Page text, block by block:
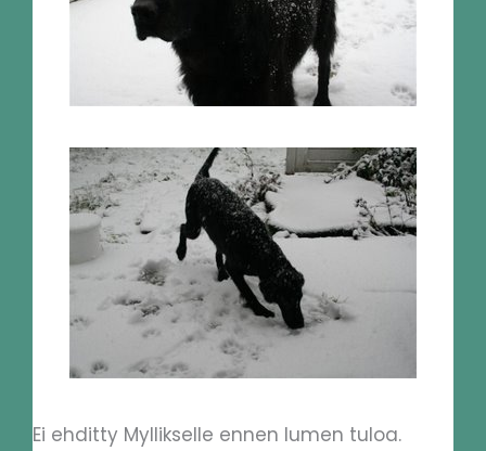
Ei ehditty Myllikselle ennen lumen tuloa.